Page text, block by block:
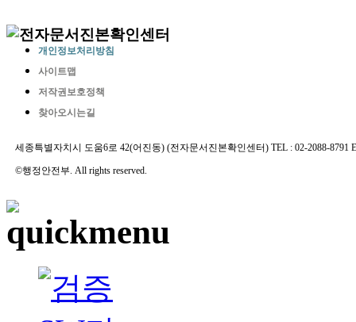
개인정보처리방침
사이트맵
저작권보호정책
찾아오시는길
세종특별자치시 도움6로 42(어진동) (전자문서진본확인센터) TEL : 02-2088-8791
©행정안전부. All rights reserved.